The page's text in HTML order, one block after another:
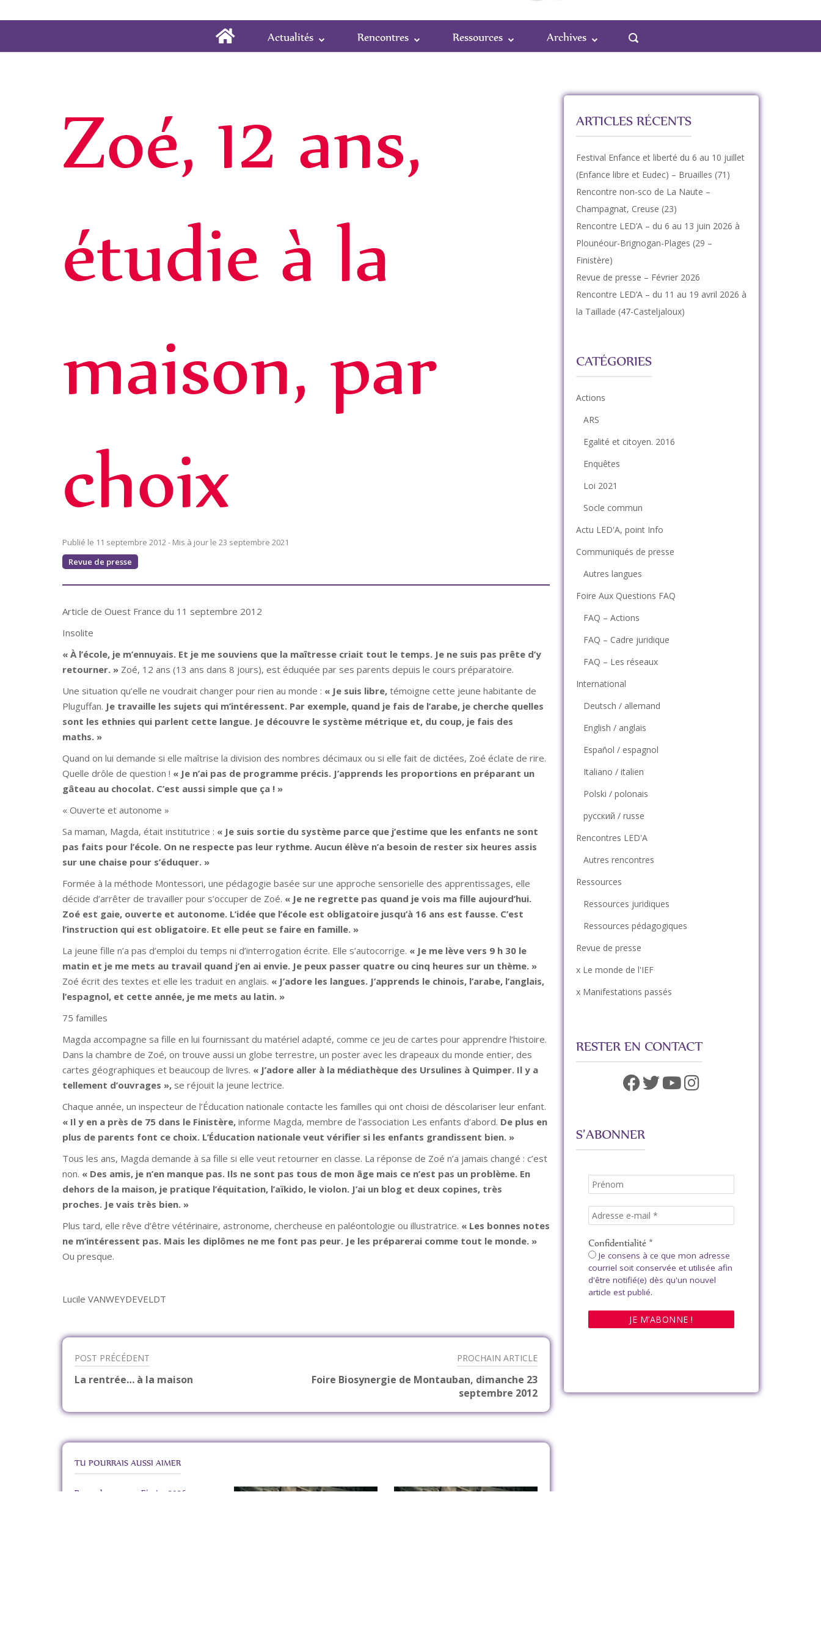
Actualités Rencontres Ressources Archives
OUVRIR
LA
BARRE
Zoé, 12 ans,
étudie à la
maison, par
choix
11 septembre 2012
23 septembre 2021
Revue de presse
Article de Ouest France du 11 septembre 2012
Insolite
« À l’école, je m’ennuyais. Et je me souviens que la maîtresse criait tout le temps. Je ne suis pas prête d’y
retourner. » Zoé, 12 ans (13 ans dans 8 jours), est éduquée par ses parents depuis le cours préparatoire.
Une situation qu’elle ne voudrait changer pour rien au monde : « Je suis libre, témoigne cette jeune habitante de
Pluguffan. Je travaille les sujets qui m’intéressent. Par exemple, quand je fais de l’arabe, je cherche quelles
sont les ethnies qui parlent cette langue. Je découvre le système métrique et, du coup, je fais des
maths. »
Quand on lui demande si elle maîtrise la division des nombres décimaux ou si elle fait de dictées, Zoé éclate de rire.
Quelle drôle de question ! « Je n’ai pas de programme précis. J’apprends les proportions en préparant un
gâteau au chocolat. C’est aussi simple que ça ! »
« Ouverte et autonome »
Sa maman, Magda, était institutrice : « Je suis sortie du système parce que j’estime que les enfants ne sont
pas faits pour l’école. On ne respecte pas leur rythme. Aucun élève n’a besoin de rester six heures assis
sur une chaise pour s’éduquer. »
Formée à la méthode Montessori, une pédagogie basée sur une approche sensorielle des apprentissages, elle
décide d’arrêter de travailler pour s’occuper de Zoé. « Je ne regrette pas quand je vois ma fille aujourd’hui.
Zoé est gaie, ouverte et autonome. L’idée que l’école est obligatoire jusqu’à 16 ans est fausse. C’est
l’instruction qui est obligatoire. Et elle peut se faire en famille. »
La jeune fille n’a pas d’emploi du temps ni d’interrogation écrite. Elle s’autocorrige. « Je me lève vers 9 h 30 le
matin et je me mets au travail quand j’en ai envie. Je peux passer quatre ou cinq heures sur un thème. »
Zoé écrit des textes et elle les traduit en anglais. « J’adore les langues. J’apprends le chinois, l’arabe, l’anglais,
l’espagnol, et cette année, je me mets au latin. »
75 familles
Magda accompagne sa fille en lui fournissant du matériel adapté, comme ce jeu de cartes pour apprendre l’histoire.
Dans la chambre de Zoé, on trouve aussi un globe terrestre, un poster avec les drapeaux du monde entier, des
cartes géographiques et beaucoup de livres. « J’adore aller à la médiathèque des Ursulines à Quimper. Il y a
tellement d’ouvrages », se réjouit la jeune lectrice.
Chaque année, un inspecteur de l’Éducation nationale contacte les familles qui ont choisi de déscolariser leur enfant.
« Il y en a près de 75 dans le Finistère, informe Magda, membre de l’association Les enfants d’abord. De plus en
plus de parents font ce choix. L’Éducation nationale veut vérifier si les enfants grandissent bien. »
Tous les ans, Magda demande à sa fille si elle veut retourner en classe. La réponse de Zoé n’a jamais changé : c’est
non. « Des amis, je n’en manque pas. Ils ne sont pas tous de mon âge mais ce n’est pas un problème. En
dehors de la maison, je pratique l’équitation, l’aïkido, le violon. J’ai un blog et deux copines, très
proches. Je vais très bien. »
Plus tard, elle rêve d’être vétérinaire, astronome, chercheuse en paléontologie ou illustratrice. « Les bonnes notes
ne m’intéressent pas. Mais les diplômes ne me font pas peur. Je les préparerai comme tout le monde. »
Ou presque.
Lucile VANWEYDEVELDT
Navigation
l’article
POST PRÉCÉDENT
La rentrée… à la maison
PROCHAIN ARTICLE
Foire Biosynergie de Montauban, dimanche 23
septembre 2012
TU POURRAIS AUSSI AIMER
Revue de presse – Février 2026
ARTICLES RÉCENTS
Festival Enfance et liberté du 6 au 10 juillet
(Enfance libre et Eudec) – Bruailles (71)
Rencontre non-sco de La Naute –
Champagnat, Creuse (23)
Rencontre LED’A – du 6 au 13 juin 2026 à
Plounéour-Brignogan-Plages (29 –
Finistère)
Revue de presse – Février 2026
Rencontre LED’A – du 11 au 19 avril 2026 à
la Taillade (47-Casteljaloux)
CATÉGORIES
Actions
ARS
Egalité et citoyen. 2016
Enquêtes
Loi 2021
Socle commun
Actu LED'A, point Info
Communiqués de presse
Autres langues
Foire Aux Questions FAQ
FAQ – Actions
FAQ – Cadre juridique
FAQ – Les réseaux
International
Deutsch / allemand
English / anglais
Español / espagnol
Italiano / italien
Polski / polonais
русский / russe
Rencontres LED'A
Autres rencontres
Ressources
Ressources juridiques
Ressources pédagogiques
Revue de presse
x Le monde de l'IEF
x Manifestations passés
RESTER EN CONTACT
S’ABONNER
Confidentialité *
Je consens à ce que mon adresse
courriel soit conservée et utilisée afin
d'être notifié(e) dès qu'un nouvel
article est publié.